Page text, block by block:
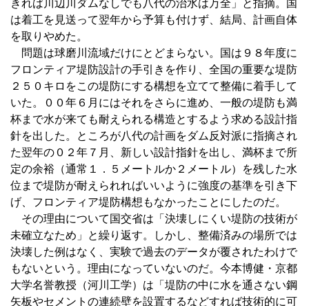
きれば川辺川ダムなしでも八代の治水は万全」と指摘。国
は着工を見送って翌年から予算も付けず、結局、計画自体
を取りやめた。
問題は球磨川流域だけにとどまらない。国は９８年度に
フロンティア堤防設計の手引きを作り、全国の重要な堤防
２５０キロをこの堤防にする構想を立てて整備に着手して
いた。００年６月にはそれをさらに進め、一般の堤防も満
杯まで水が来ても耐えられる構造とするよう求める設計指
針を出した。ところが八代の計画をダム反対派に指摘され
た翌年の０２年７月、新しい設計指針を出し、満杯まで所
定の余裕（通常１．５メートルか２メートル）を残した水
位まで堤防が耐えられればいいように強度の基準を引き下
げ、フロンティア堤防構想もなかったことにしたのだ。
その理由について国交省は「決壊しにくい堤防の技術が
未確立なため」と繰り返す。しかし、整備済みの場所では
決壊した例はなく、実験で過去のデータが覆されたわけで
もないという。理由になっていないのだ。今本博健・京都
大学名誉教授（河川工学）は「堤防の中に水を通さない鋼
矢板やセメントの連続壁を設置するなどすれば技術的に可